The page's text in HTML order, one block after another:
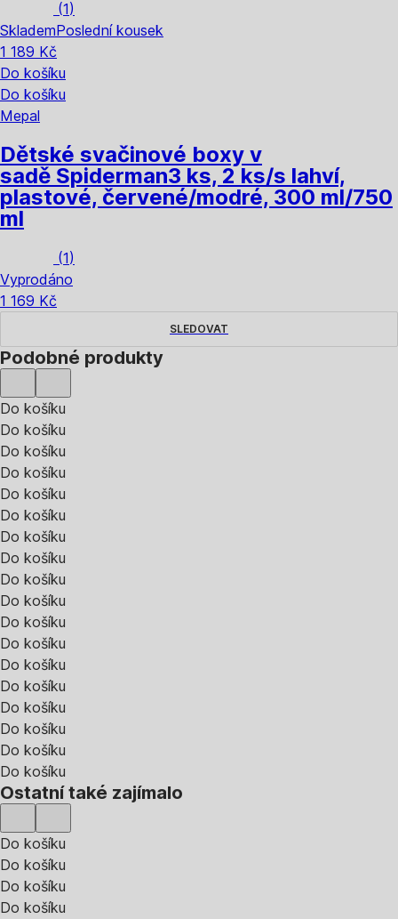
(1)
SklademPoslední kousek
1 189 Kč
Do košíku
Do košíku
Mepal
Dětské svačinové boxy v
sadě Spiderman3 ks, 2 ks/s lahví,
plastové, červené/modré, 300 ml/750
ml
(1)
Vyprodáno
1 169 Kč
SLEDOVAT
Podobné produkty
Do košíku
Do košíku
Do košíku
Do košíku
Do košíku
Do košíku
Do košíku
Do košíku
Do košíku
Do košíku
Do košíku
Do košíku
Do košíku
Do košíku
Do košíku
Do košíku
Do košíku
Do košíku
Ostatní také zajímalo
Do košíku
Do košíku
Do košíku
Do košíku